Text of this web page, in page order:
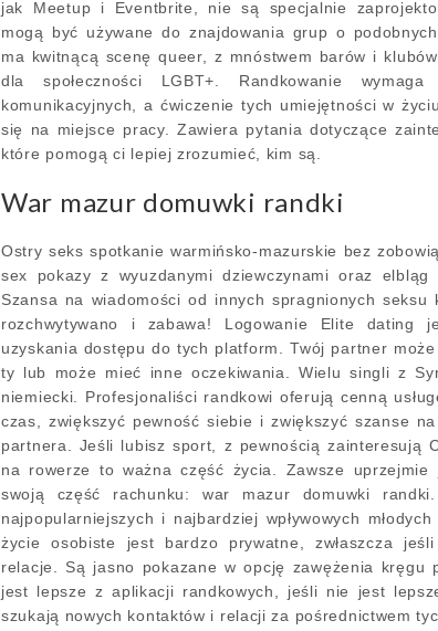
jak Meetup i Eventbrite, nie są specjalnie
mogą być używane do znajdowania grup o
ma kwitnącą scenę queer, z mnóstwem barów i
dla społeczności LGBT+. Randkowanie wymaga
komunikacyjnych, a ćwiczenie tych umiejętności w
się na miejsce pracy. Zawiera pytania dotyczące
które pomogą ci lepiej zrozumieć, kim są.
War mazur domuwki randki
Ostry seks spotkanie warmińsko-mazurskie bez
sex pokazy z wyuzdanymi dziewczynami oraz
Szansa na wiadomości od innych spragnionych seksu
rozchwytywano i zabawa! Logowanie Elite dating
uzyskania dostępu do tych platform. Twój partner
ty lub może mieć inne oczekiwania. Wielu singli z
niemiecki. Profesjonaliści randkowi oferują cenną
czas, zwiększyć pewność siebie i zwiększyć szanse
partnera. Jeśli lubisz sport, z pewnością zainteresują
na rowerze to ważna część życia. Zawsze uprzejmie
swoją część rachunku: war mazur domuwki
najpopularniejszych i najbardziej wpływowych
życie osobiste jest bardzo prywatne, zwłaszcza
relacje. Są jasno pokazane w opcję zawężenia kręgu
jest lepsze z aplikacji randkowych, jeśli nie jest
szukają nowych kontaktów i relacji za pośrednictwem